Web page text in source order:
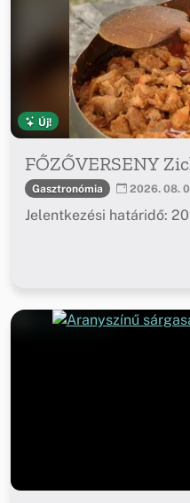
Új!
FŐZŐVERSENY
Gasztronómia 2026. 08.
Jelentkezési határidő: